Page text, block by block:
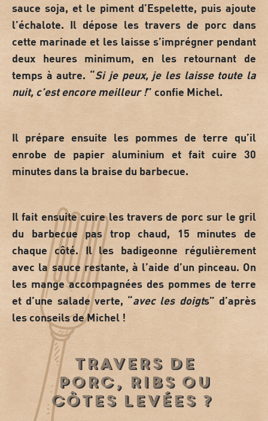
sauce soja, et le piment d’Espelette, puis ajoute
l’échalote. Il dépose les travers de porc dans
cette marinade et les laisse s’imprégner pendant
deux heures minimum, en les retournant de
temps à autre. “Si je peux, je les laisse toute la
nuit, c’est encore meilleur !” confie Michel.
Il prépare ensuite les pommes de terre qu’il
enrobe de papier aluminium et fait cuire 30
minutes dans la braise du barbecue.
Il fait ensuitecuire les travers de porc sur le gril
du barbecuepas trop chaud, 15 minutes de
chaque côté. Il les badigeonne régulièrement
avec la sauce restante, à l’aide d’un pinceau. On
les mange accompagnées des pommes de terre
et d’une salade verte, “avec les doigts” d’après
les conseils de Michel !
Travers de
porc, ribs ou
côtes levées ?